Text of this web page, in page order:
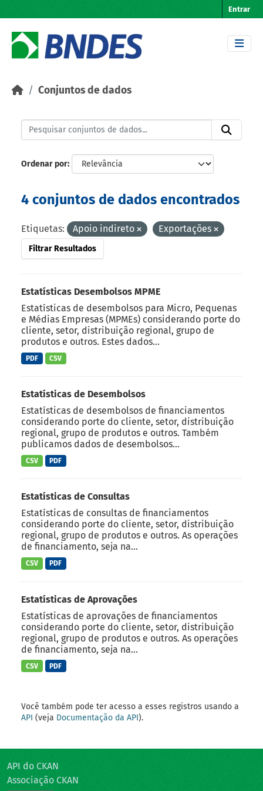
Entrar
Conjuntos de dados
Ordenar por
4 conjuntos de dados encontrados
Etiquetas: Apoio indireto Exportações
Filtrar Resultados
Estatísticas Desembolsos MPME
Estatísticas de desembolsos para Micro, Pequenas
e Médias Empresas (MPMEs) considerando porte do
cliente, setor, distribuição regional, grupo de
produtos e outros. Estes dados...
PDF CSV
Estatísticas de Desembolsos
Estatísticas de desembolsos de financiamentos
considerando porte do cliente, setor, distribuição
regional, grupo de produtos e outros. Também
publicamos dados de desembolsos...
CSV PDF
Estatísticas de Consultas
Estatísticas de consultas de financiamentos
considerando porte do cliente, setor, distribuição
regional, grupo de produtos e outros. As operações
de financiamento, seja na...
CSV PDF
Estatísticas de Aprovações
Estatísticas de aprovações de financiamentos
considerando porte do cliente, setor, distribuição
regional, grupo de produtos e outros. As operações
de financiamento, seja na...
CSV PDF
Você também pode ter acesso a esses registros usando a
API (veja Documentação da API).
API do CKAN
Associação CKAN